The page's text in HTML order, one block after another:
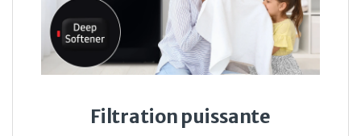
Filtration puissante